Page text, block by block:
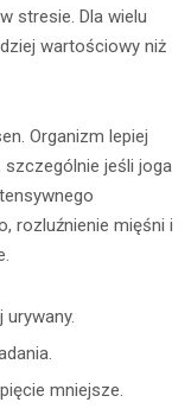
stresie. Dla wielu
wartościowy niż
Organizm lepiej
jeśli joga
rozluźnienie mięśni i
urywany.
mniejsze.